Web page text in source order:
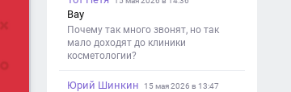
Вау
Почему так много звонят, но так
мало доходят до клиники
косметологии?
Юрий Шинкин 15 мая 2026 в 13:47